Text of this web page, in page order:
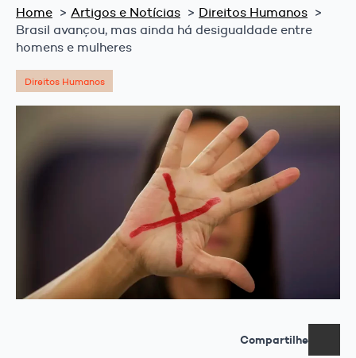
Home Artigos e Notícias
Direitos Humanos
Brasil avançou, mas ainda há desigualdade entre
homens e mulheres
Direitos Humanos
Compartilhe